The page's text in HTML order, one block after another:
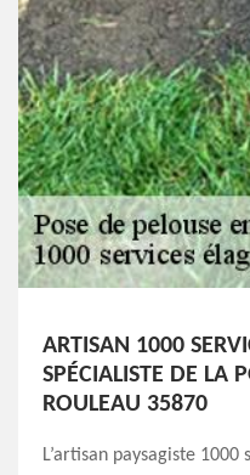
ARTISAN 1000
SPÉCIALISTE DE LA
ROULEAU 35870
L’artisan paysagiste